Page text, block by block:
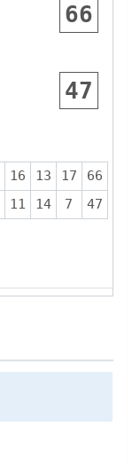
66
47
16 13 17
66
11 14 7 47